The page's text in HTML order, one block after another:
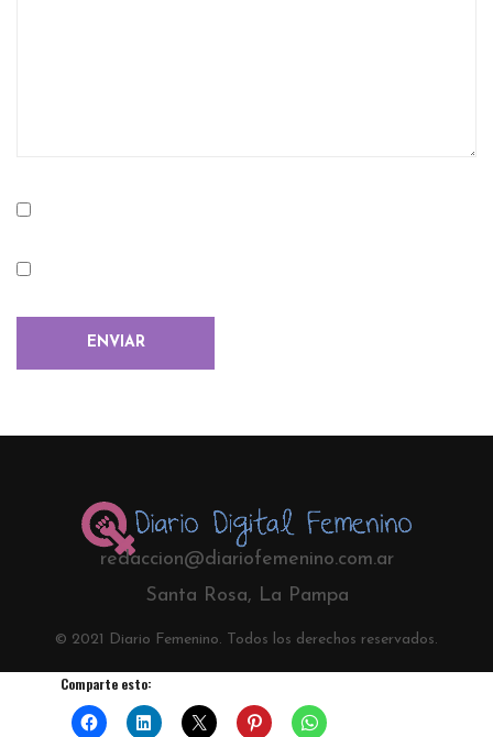
redaccion@diariofemenino.com.ar
Santa Rosa, La Pampa
© 2021 Diario Femenino. Todos los derechos reservados.
Comparte esto: